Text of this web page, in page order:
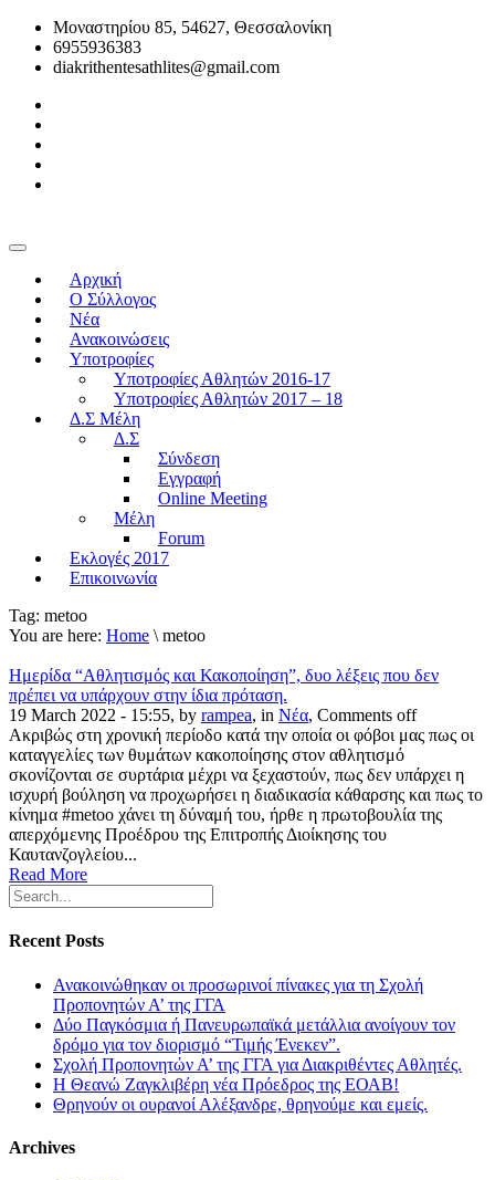
Μοναστηρίου 85, 54627, Θεσσαλονίκη
6955936383
diakrithentesathlites@gmail.com
Αρχική
O Σύλλογος
Νέα
Ανακοινώσεις
Υποτροφίες
Υποτροφίες Αθλητών 2016-17
Υποτροφίες Αθλητών 2017 – 18
Δ.Σ Μέλη
Δ.Σ
Σύνδεση
Εγγραφή
Online Meeting
Μέλη
Forum
Εκλογές 2017
Επικοινωνία
Tag: metoo
You are here: Home \ metoo
Ημερίδα “Αθλητισμός και Κακοποίηση”, δυο λέξεις που δεν
πρέπει να υπάρχουν στην ίδια πρόταση.
19 March 2022 - 15:55, by rampea, in Νέα, Comments off
Ακριβώς στη χρονική περίοδο κατά την οποία οι φόβοι μας πως οι
καταγγελίες των θυμάτων κακοποίησης στον αθλητισμό
σκονίζονται σε συρτάρια μέχρι να ξεχαστούν, πως δεν υπάρχει η
ισχυρή βούληση να προχωρήσει η διαδικασία κάθαρσης και πως το
κίνημα #metoo χάνει τη δύναμή του, ήρθε η πρωτοβουλία της
απερχόμενης Προέδρου της Επιτροπής Διοίκησης του
Καυτανζογλείου...
Read More
Recent Posts
Ανακοινώθηκαν οι προσωρινοί πίνακες για τη Σχολή
Προπονητών Α’ της ΓΓΑ
Δύο Παγκόσμια ή Πανευρωπαϊκά μετάλλια ανοίγουν τον
δρόμο για τον διορισμό “Τιμής Ένεκεν”.
Σχολή Προπονητών Α’ της ΓΓΑ για Διακριθέντες Αθλητές.
Η Θεανώ Ζαγκλιβέρη νέα Πρόεδρος της ΕΟΑΒ!
Θρηνούν οι ουρανοί Αλέξανδρε, θρηνούμε και εμείς.
Archives